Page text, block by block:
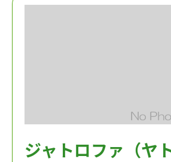
ジャトロファ（ヤ